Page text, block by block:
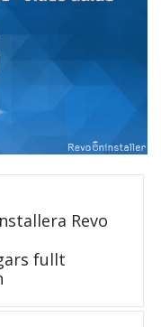
Revo
fullt